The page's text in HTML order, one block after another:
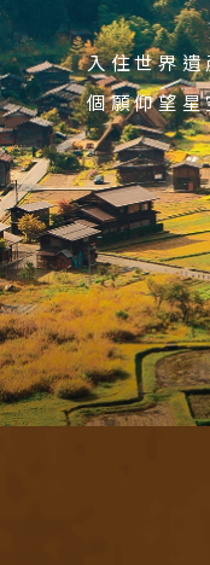
日本人心
紅楓倒映
極上之宿
「國寶犬
入住世界
個願仰望
奇岩美石
混合鹽泉
依季節前
祭、大矢
視覺享受
【百選溫
泉療癒身
盡揮灑。